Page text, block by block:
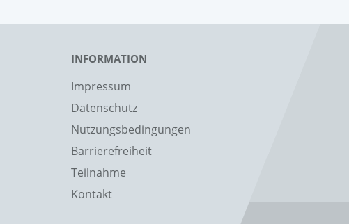
INFORMATION
Impressum
Datenschutz
Nutzungsbedingungen
Barrierefreiheit
Teilnahme
Kontakt